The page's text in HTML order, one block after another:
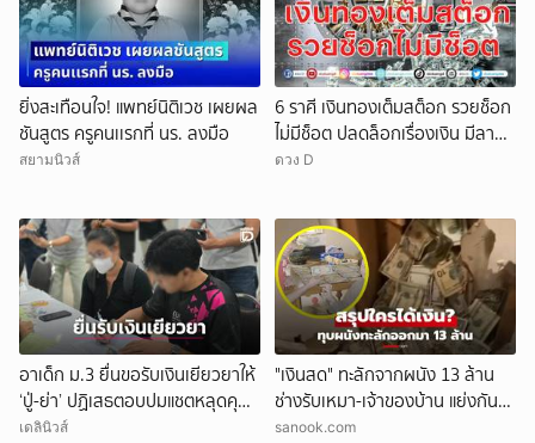
ยิ่งสะเทือนใจ! แพทย์นิติเวช เผยผล
ชันสูตร ครูคนเเรกที่ นร. ลงมือ
สยามนิวส์
6 ราศี เงินทองเต็มสต็อก รวยช็อก
ไม่มีช็อต ปลดล็อกเรื่องเงิน มีลาภ
ลอยจ่อคิว
ดวง D
อาเด็ก ม.3 ยื่นขอรับเงินเยียวยาให้
‘ปู่-ย่า’ ปฏิเสธตอบปมแชตหลุดคุย
แม่ ‘ถูกกลั่นแกล้ง’
เดลินิวส์
"เงินสด" ทะลักจากผนัง 13 ล้าน
ช่างรับเหมา-เจ้าของบ้าน แย่งกัน
วุ่น สุดท้ายศาลตัดสินให้ใคร?!
sanook.com